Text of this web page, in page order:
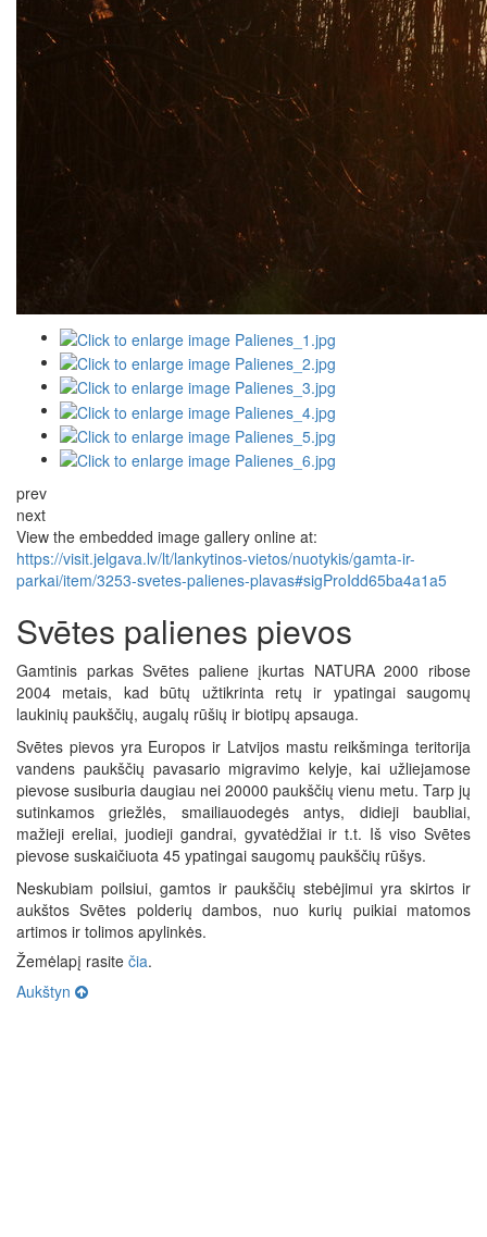
prev
next
View the embedded image gallery online at:
https://visit.jelgava.lv/lt/lankytinos-vietos/nuotykis/gamta-ir-
parkai/item/3253-svetes-palienes-plavas#sigProIdd65ba4a1a5
Svētes palienes pievos
Gamtinis parkas Svētes paliene įkurtas NATURA 2000 ribose
2004 metais, kad būtų užtikrinta retų ir ypatingai saugomų
laukinių paukščių, augalų rūšių ir biotipų apsauga.
Svētes pievos yra Europos ir Latvijos mastu reikšminga teritorija
vandens paukščių pavasario migravimo kelyje, kai užliejamose
pievose susiburia daugiau nei 20000 paukščių vienu metu. Tarp jų
sutinkamos griežlės, smailiauodegės antys, didieji baubliai,
mažieji ereliai, juodieji gandrai, gyvatėdžiai ir t.t. Iš viso Svētes
pievose suskaičiuota 45 ypatingai saugomų paukščių rūšys.
Neskubiam poilsiui, gamtos ir paukščių stebėjimui yra skirtos ir
aukštos Svētes polderių dambos, nuo kurių puikiai matomos
artimos ir tolimos apylinkės.
Žemėlapį rasite čia.
Aukštyn